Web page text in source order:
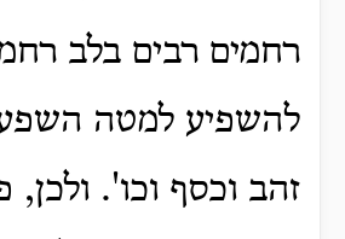
רחמים רבים בלב
להשפיע למטה
זהב וכסף וכו'. ולכן,